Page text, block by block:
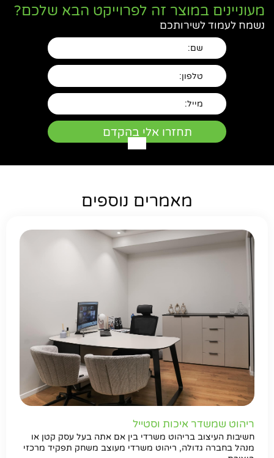
מעוניינים במוצר זה לפרוייקט הבא שלכם?
נשמח לעמוד לשירותכם
מאמרים נוספים
ריהוט שמשדר איכות וסטייל
חשיבות העיצוב בריהוט משרדי בין אם אתה בעל עסק קטן או
מנהל בחברה גדולה, ריהוט משרדי מעוצב משחק תפקיד מרכזי